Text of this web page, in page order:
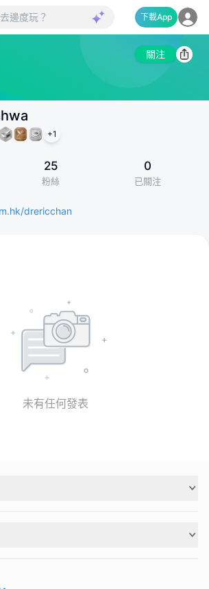
下載App
關注
+1
25
粉絲
0
已關注
drericchan
未有任何發表